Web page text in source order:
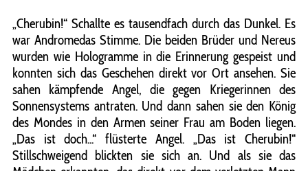
„Cherubin!“ Schallte es tausendfach durch das Dunkel. Es
war Andromedas Stimme. Die beiden Brüder und Nereus
wurden wie Hologramme in die Erinnerung gespeist und
konnten sich das Geschehen direkt vor Ort ansehen. Sie
sahen kämpfende Angel, die gegen Kriegerinnen des
Sonnensystems antraten. Und dann sahen sie den König
des Mondes in den Armen seiner Frau am Boden liegen.
„Das ist doch...“ flüsterte Angel. „Das ist Cherubin!“
Stillschweigend blickten sie sich an. Und als sie das